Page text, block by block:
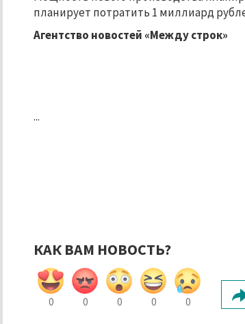
планирует потратить 1 миллиард
Агентство новостей «Между строк»
...
КАК ВАМ НОВОСТЬ?
0 0 0 0 0